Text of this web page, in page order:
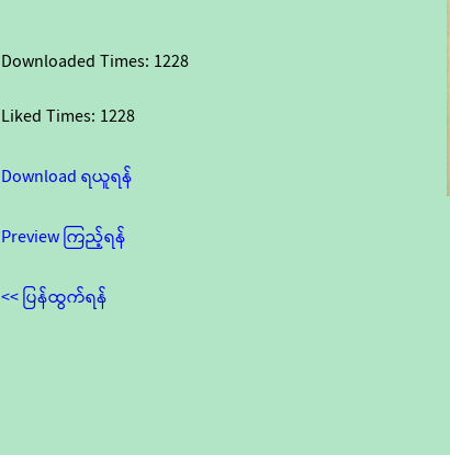
Downloaded Times: 1228
Liked Times: 1228
Download ရယူရန်
Preview ကြည့်ရန်
<< ပြန်ထွက်ရန်